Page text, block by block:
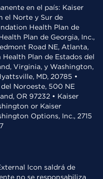
en el país: Kaiser
el Norte y Sur de
Health Plan de
Plan de Georgia, Inc.,
Road NE, Atlanta,
Plan de Estados del
Virginia, y Washington,
MD, 20785 •
Noroeste, 500 NE
OR 97232 • Kaiser
or Kaiser
Options, Inc., 2715
saldrá de
no se responsabiliza